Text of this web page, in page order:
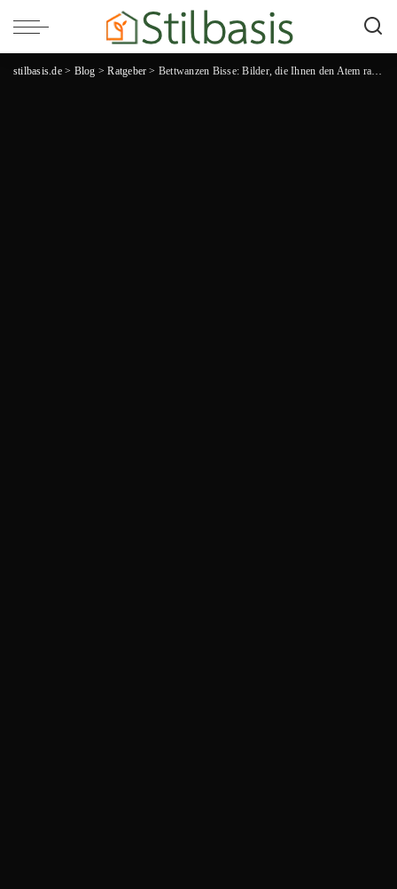
stilbasis.de> Blog >Ratgeber > Bettwanzen Bisse: Bilder, die Ihnen den Atem rauben und den Juckreiz verstärken